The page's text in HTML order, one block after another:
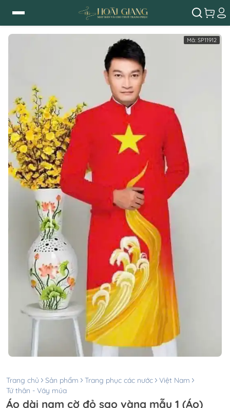
Mã: SP11912
Trang chủ Sản phẩm Trang phục các nước
Việt Nam
Tứ thân - Váy múa
Áo dài nam cờ đỏ sao vàng mẫu 1 (Áo)